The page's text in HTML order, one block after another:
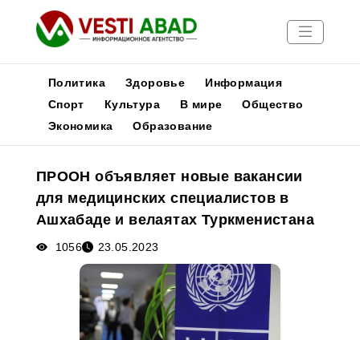
Новости
Медиа
Афиша
Политика Здоровье
Информация
Спорт
Культура В мире
Общество
Экономика
Образование
ПРООН объявляет новые вакансии
для медицинских специалистов в
Ашхабаде и велаятах Туркменистана
1056 23.05.2023